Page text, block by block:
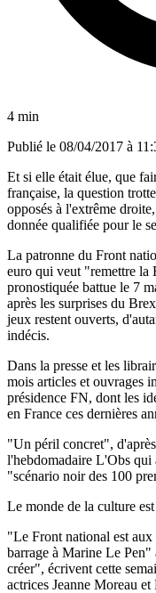
4 min
Publié le 08/04/2017 à
Et si elle était élue, que
française, la question
opposés à l'extrême
donnée qualifiée pour le
La patronne du Front
euro qui veut "remettre la
pronostiquée battue le 7
après les surprises du
jeux restent ouverts,
indécis.
Dans la presse et les
mois articles et ouvrages
présidence FN, dont les
en France ces dernières
"Un péril concret",
l'hebdomadaire L'Obs qui
"scénario noir des 100
Le monde de la culture
"Le Front national est
barrage à Marine Le Pen"
créer", écrivent cette
actrices Jeanne Moreau